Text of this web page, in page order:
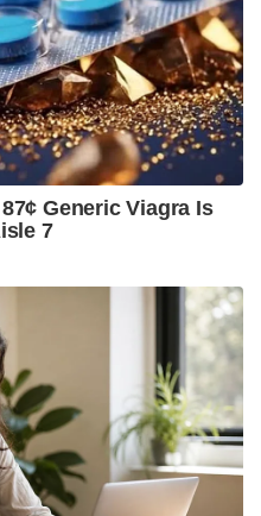
സ്വർണ്ണ ഇറക്കുമതി
നിയമങ്ങൾ മുതൽ 1991-
സാമ്പത്തിക
2025-
ഡോളറിന്റെ
ചെയ്തത്. അതായത്
നേടിയ തുകയുടെ
നിന്ന് പാഠം
സാമ്പത്തിക
കുതിപ്പിൽ
വർത്തമാനവും
വെല്ലുവിളികൾക്കും
ഇടയിൽ
അടിത്തറ
നടത്തുന്ന